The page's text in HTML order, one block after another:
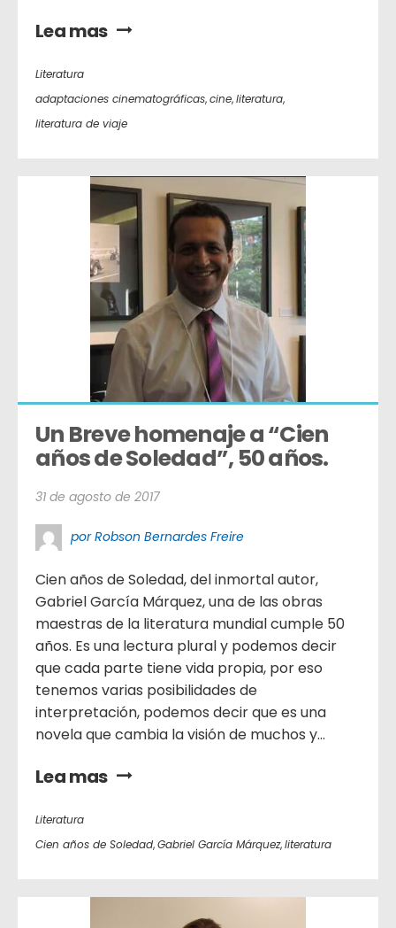
Lea mas
Literatura
adaptaciones cinematográficas,cine,literatura,
literatura de viaje
Un Breve homenaje a “Cien
años de Soledad”, 50 años.
31 de agosto de 2017
por Robson Bernardes Freire
Cien años de Soledad, del inmortal autor,
Gabriel García Márquez, una de las obras
maestras de la literatura mundial cumple 50
años. Es una lectura plural y podemos decir
que cada parte tiene vida propia, por eso
tenemos varias posibilidades de
interpretación, podemos decir que es una
novela que cambia la visión de muchos y...
Lea mas
Literatura
Cien años de Soledad,Gabriel García Márquez,literatura